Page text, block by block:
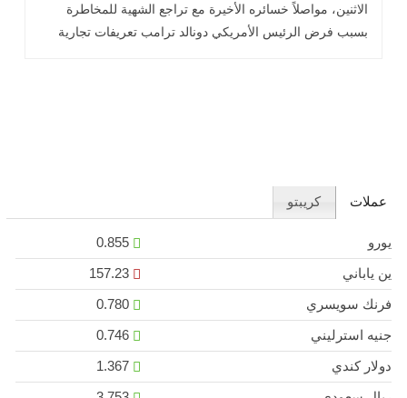
الاثنين، مواصلاً خسائره الأخيرة مع تراجع الشهية للمخاطرة
بسبب فرض الرئيس الأمريكي دونالد ترامب تعريفات تجارية
عملات كريبتو
يورو
0.855
ين ياباني
157.23
فرنك سويسري
0.780
جنيه استرليني
0.746
دولار كندي
1.367